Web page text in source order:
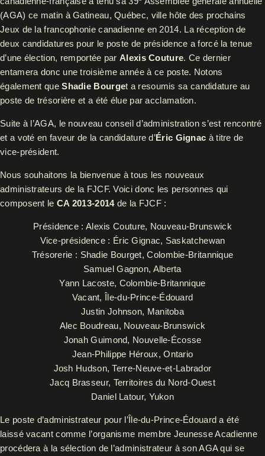
(AGA) ce matin à Gatineau, Québec, ville hôte des prochains
Jeux de la francophonie canadienne en 2014. La réception de
deux candidatures pour le poste de présidence a forcé la tenue
d’une élection, remportée parAlexis Couture. Ce dernier
entamera donc une troisième année à ce poste. Notons
également queShadie Bourget a resoumis sa candidature au
poste de trésorière et a été élue par acclamation.
Suite à l’AGA, le nouveau conseil d’administration s’est rencontré
et a voté en faveur de la candidature d’Éric Gignac à titre de
vice-président.
Nous souhaitons la bienvenue à tous les nouveaux
administrateurs de la FJCF. Voici donc les personnes qui
composent le CA 2013-2014de la FJCF :
Présidence : Alexis Couture, Nouveau-Brunswick
Vice-présidence : Éric Gignac, Saskatchewan
Trésorerie : Shadie Bourget, Colombie-Britannique
Samuel Gagnon, Alberta
Yann Lacoste, Colombie-Britannique
Vacant, Île-du-Prince-Édouard
Justin Johnson, Manitoba
Alec Boudreau, Nouveau-Brunswick
Jonah Guimond, Nouvelle-Écosse
Jean-Philippe Héroux, Ontario
Josh Hudson, Terre-Neuve-et-Labrador
Jacq Brasseur, Territoires du Nord-Ouest
Daniel Latour, Yukon
Le poste d’administrateur pour l’Île-du-Prince-Édouard a été
laissé vacant comme l’organisme membre Jeunesse Acadienne
procédera à la sélection de l’administrateur à son AGA qui se